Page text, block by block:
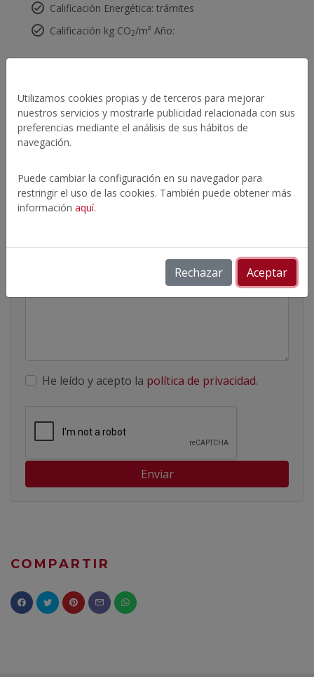
Calificación Energética: trámites
Calificación kg CO2/m² Año:
Nombre
Email
He leído y acepto la política de privacidad.
Enviar
COMPARTIR
Utilizamos cookies propias y de terceros para mejorar
nuestros servicios y mostrarle publicidad relacionada con sus
preferencias mediante el análisis de sus hábitos de
navegación.
Puede cambiar la configuración en su navegador para
restringir el uso de las cookies. También puede obtener más
información aquí.
Rechazar Aceptar